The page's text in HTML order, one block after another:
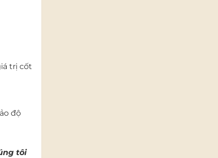
trị cốt
độ
tôi